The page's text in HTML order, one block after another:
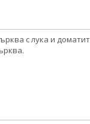
с лука и